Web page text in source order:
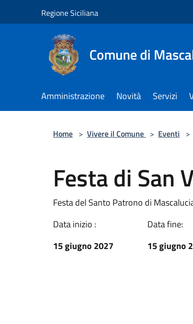
Regione Siciliana
Comune di
Amministrazione Novità Servizi
Home > Vivere il Comune > Eventi >
Festa di San
Festa del Santo Patrono di
Data inizio :
15 giugno 2027
Data fine:
15 giugno